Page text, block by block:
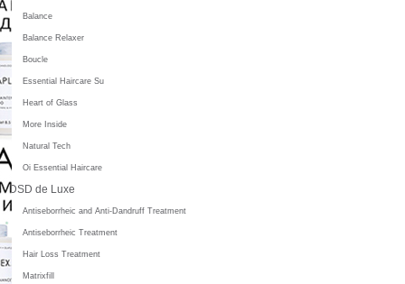
Balance
Balance Relaxer
Boucle
Essential Haircare Su
Heart of Glass
More Inside
Natural Tech
Oi Essential Haircare
DSD de Luxe
Antiseborrheic and Anti-Dandruff Treatment
Antiseborrheic Treatment
Hair Loss Treatment
Matrixfill